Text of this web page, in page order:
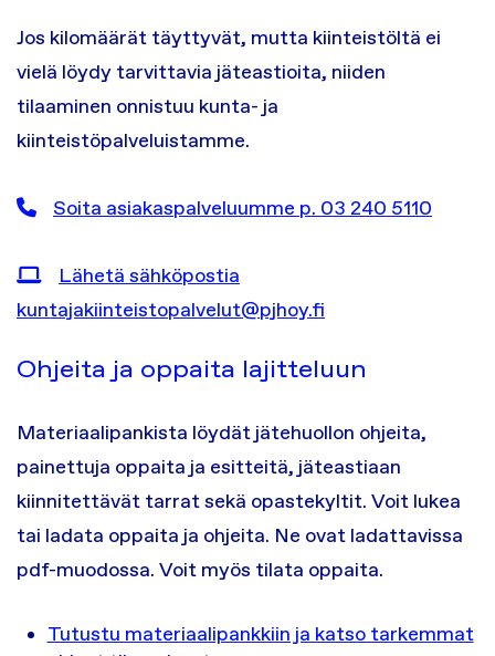
Jos kilomäärät täyttyvät, mutta kiinteistöltä ei
vielä löydy tarvittavia jäteastioita, niiden
tilaaminen onnistuu kunta- ja
kiinteistöpalveluistamme.
Soita asiakaspalveluumme p. 03 240 5110
Lähetä sähköpostia
kuntajakiinteistopalvelut@pjhoy.fi
Ohjeita ja oppaita lajitteluun
Materiaalipankista löydät jätehuollon ohjeita,
painettuja oppaita ja esitteitä, jäteastiaan
kiinnitettävät tarrat sekä opastekyltit. Voit lukea
tai ladata oppaita ja ohjeita. Ne ovat ladattavissa
pdf-muodossa. Voit myös tilata oppaita.
Tutustu materiaalipankkiin ja katso tarkemmat